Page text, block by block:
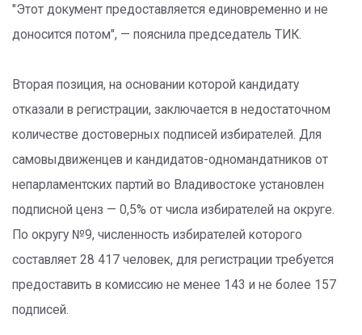
"Этот документ предоставляется единовременно и не
доносится потом", — пояснила председатель ТИК.
Вторая позиция, на основании которой кандидату
отказали в регистрации, заключается в недостаточном
количестве достоверных подписей избирателей. Для
самовыдвиженцев и кандидатов-одномандатников от
непарламентских партий во Владивостоке установлен
подписной ценз — 0,5% от числа избирателей на округе.
По округу №9, численность избирателей которого
составляет 28 417 человек, для регистрации требуется
предоставить в комиссию не менее 143 и не более 157
подписей.